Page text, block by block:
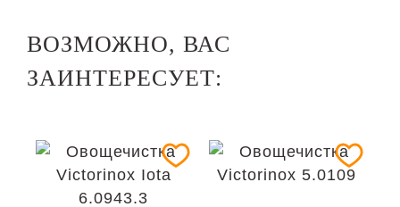
ВОЗМОЖНО, ВАС
ЗАИНТЕРЕСУЕТ: